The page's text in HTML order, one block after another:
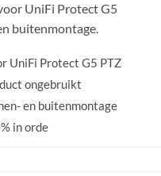
UniFi Protect G5
buitenmontage.
UniFi Protect G5 PTZ
ongebruikt
en buitenmontage
in orde